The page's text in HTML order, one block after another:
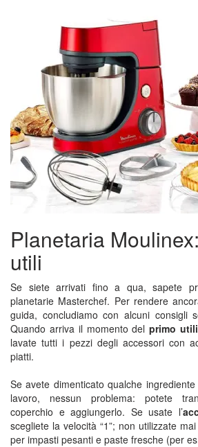
Planetaria
utili
Se siete arrivati fino a qua, sapete
planetarie Masterchef. Per rendere
guida, concludiamo con alcuni consigli
Quando arriva il momento delprimo
lavate tutti i pezzi degli accessori con
piatti.
Se avete dimenticato qualche
lavoro, nessun problema: potete
coperchio e aggiungerlo. Se usate l’
scegliete la velocità “1”; non utilizzate mai
per impasti pesanti e paste fresche (per